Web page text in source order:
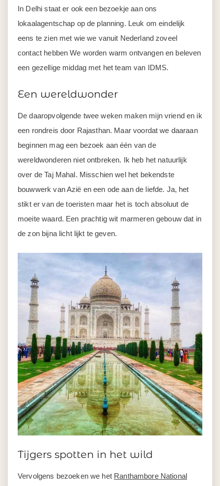
In Delhi staat er ook een bezoekje aan ons
lokaalagentschap op de planning. Leuk om eindelijk
eens te zien met wie we vanuit Nederland zoveel
contact hebben We worden warm ontvangen en beleven
een gezellige middag met het team van IDMS.
Een wereldwonder
De daaropvolgende twee weken maken mijn vriend en ik
een rondreis door Rajasthan. Maar voordat we daaraan
beginnen mag een bezoek aan één van de
wereldwonderen niet ontbreken. Ik heb het natuurlijk
over de Taj Mahal. Misschien wel het bekendste
bouwwerk van Azië en een ode aan de liefde. Ja, het
stikt er van de toeristen maar het is toch absoluut de
moeite waard. Een prachtig wit marmeren gebouw dat in
de zon bijna licht lijkt te geven.
Tijgers spotten in het wild
Vervolgens bezoeken we het Ranthambore National